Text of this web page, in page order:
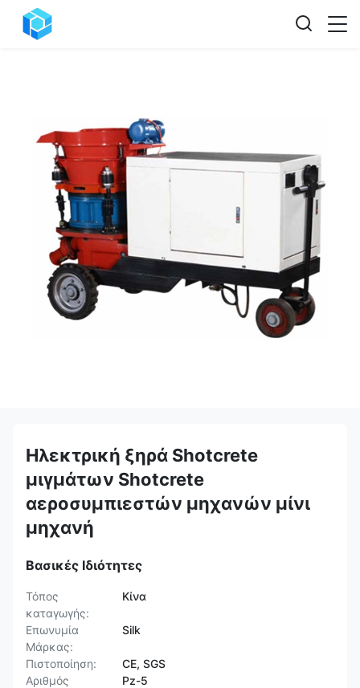
Ηλεκτρική ξηρά Shotcrete
μιγμάτων Shotcrete
αεροσυμπιεστών μηχανών μίνι
μηχανή
Βασικές Ιδιότητες
Τόπος
καταγωγής:
Κίνα
Επωνυμία
Μάρκας:
Silk
Πιστοποίηση:
CE, SGS
Αριθμός
Pz-5